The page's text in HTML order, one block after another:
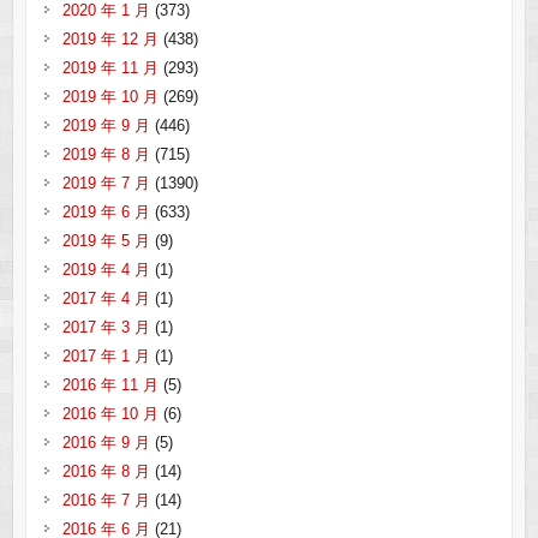
2020 年 1 月 (373)
2019 年 12 月 (438)
2019 年 11 月 (293)
2019 年 10 月 (269)
2019 年 9 月 (446)
2019 年 8 月 (715)
2019 年 7 月 (1390)
2019 年 6 月 (633)
2019 年 5 月 (9)
2019 年 4 月 (1)
2017 年 4 月 (1)
2017 年 3 月 (1)
2017 年 1 月 (1)
2016 年 11 月 (5)
2016 年 10 月 (6)
2016 年 9 月 (5)
2016 年 8 月 (14)
2016 年 7 月 (14)
2016 年 6 月 (21)